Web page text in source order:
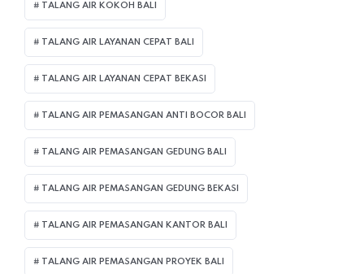
TALANG AIR KOKOH BALI
TALANG AIR LAYANAN CEPAT BALI
TALANG AIR LAYANAN CEPAT BEKASI
TALANG AIR PEMASANGAN ANTI BOCOR BALI
TALANG AIR PEMASANGAN GEDUNG BALI
TALANG AIR PEMASANGAN GEDUNG BEKASI
TALANG AIR PEMASANGAN KANTOR BALI
TALANG AIR PEMASANGAN PROYEK BALI